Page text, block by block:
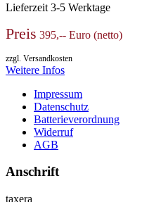
Lieferzeit 3-5 Werktage
Preis 395,-- Euro (netto)
zzgl. Versandkosten
Weitere Infos
Impressum
Datenschutz
Batterieverordnung
Widerruf
AGB
Anschrift
taxera